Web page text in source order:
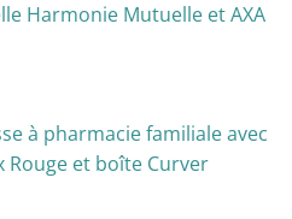
Harmonie Mutuelle et AXA
à pharmacie familiale avec
Rouge et boîte Curver